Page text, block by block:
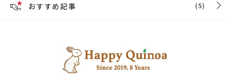
おすすめ記事 (5)